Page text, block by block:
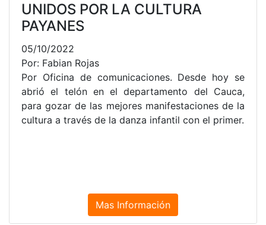
UNIDOS POR LA CULTURA
PAYANES
05/10/2022
Por: Fabian Rojas
Por Oficina de comunicaciones. Desde hoy se
abrió el telón en el departamento del Cauca,
para gozar de las mejores manifestaciones de la
cultura a través de la danza infantil con el primer.
Mas Información